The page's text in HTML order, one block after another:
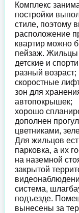
Комплекс
постройки
стиле, поэтому
расположение
квартир можно
пейзаж. Жильцы
детские и
разный возраст;
скоростные
зон для
автопокрышек;
хорошо
дополнен
цветниками,
Для жильцов
парковка, а их
на наземной
закрытой
система,
подъезде.
вынесены за